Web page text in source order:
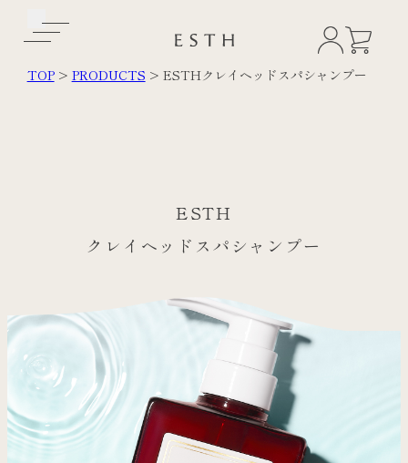
TOP> PRODUCTS > ESTHクレイヘッドスパシャンプー
ESTH
クレイヘッドスパシャンプー